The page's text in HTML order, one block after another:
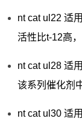
nt cat ul22 适
活性比t-12高
nt cat ul28 适
该系列催化剂
nt cat ul30 适